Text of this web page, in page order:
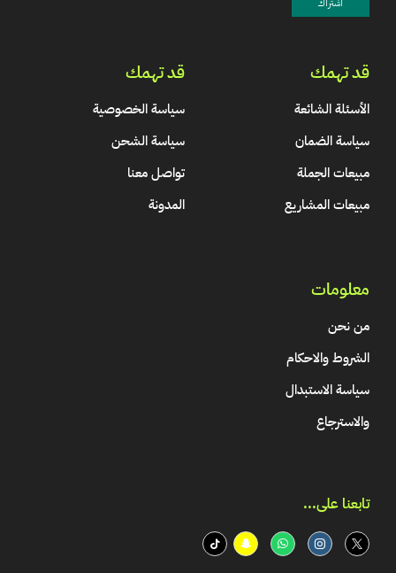
قد تهمك
الأسئلة الشائعة
سياسة الضمان
مبيعات الجملة
مبيعات المشاريع
قد تهمك
سياسة الخصوصية
سياسة الشحن
تواصل معنا
المدونة
معلومات
من نحن
الشروط والاحكام
سياسة الاستبدال
والاسترجاع
تابعنا على...​